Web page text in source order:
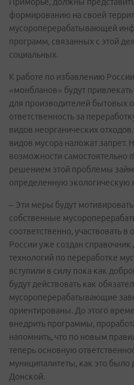
формированию на своей
мусороперерабатывающей
программ, связанных с этой
социальных.
К работе по избавлению
«монбланов» будут
для производителей бытовых
ответственность за
видов неорганических
видов мусора наложат запрет.
возможности самостоятельно
решением этой проблемы
определенную экологическую
– Эти меры будут
собственные
соответственно, участвовать
России уже создан
технологий по переработке
вступили в силу пока как
будут действовать как
мусороперерабатывающие
ориентированы. До этого
внедрить программы,
напомнить, что по новым
теперь основную
муниципалитеты, как это было
Донской.